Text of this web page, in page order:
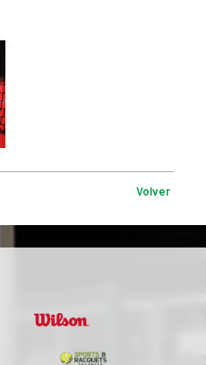
Volver